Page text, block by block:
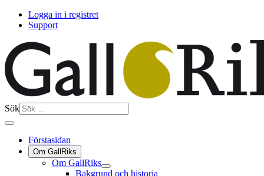
Logga in i registret
Support
Sök
Förstasidan
Om GallRiks
Om GallRiks
Bakgrund och historia